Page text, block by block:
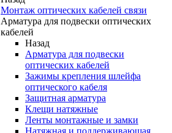
Монтаж оптических кабелей связи
Арматура для подвески оптических
кабелей
Назад
Арматура для подвески
оптических кабелей
Зажимы крепления шлейфа
оптического кабеля
Защитная арматура
Клещи натяжные
Ленты монтажные и замки
Натяжная и поддерживающая